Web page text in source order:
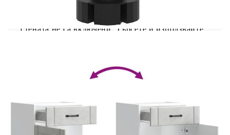
знае:Винт(ове) и щепсел(и) за вътрешността на
стената не са включени. Търсете и използвайте
внимателно всяка стъпка от инструкциите.
Цвят: Бетонно сиво
Общи размери: 50 x 46 x 81,5 см (Ш x Д x
В)